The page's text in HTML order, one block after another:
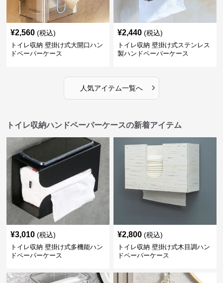
¥2,560 (税込)
トイレ収納 壁掛け式大開口ハン
ドペーパーケース
¥2,440 (税込)
トイレ収納 壁掛け式ステンレス
製ハンドペーパーケース
人気アイテム一覧へ ›
トイレ収納ハンドペーパーケースの新着アイテム
¥3,010 (税込)
トイレ収納 壁掛け式多機能ハン
ドペーパーケース
¥2,800 (税込)
トイレ収納 壁掛け式木目調ハン
ドペーパーケース